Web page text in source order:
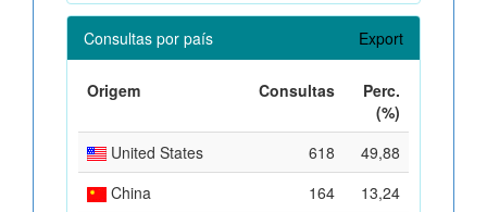
Consultas por país Export
Origem Consultas
Perc.
(%)
United States
618
49,88
China
164
13,24